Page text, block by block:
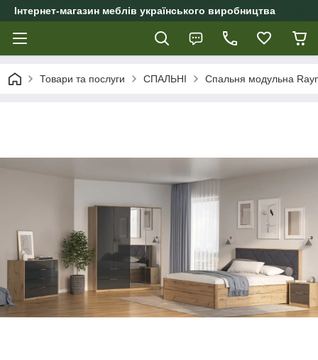
Інтернет-магазин меблів українського виробництва
Товари та послуги СПАЛЬНІ Спальня модульна